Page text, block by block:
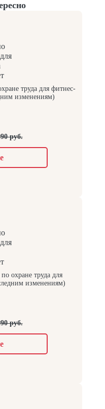
труда для фитнес-
изменениям)
руб.
охране труда для
изменениям)
руб.